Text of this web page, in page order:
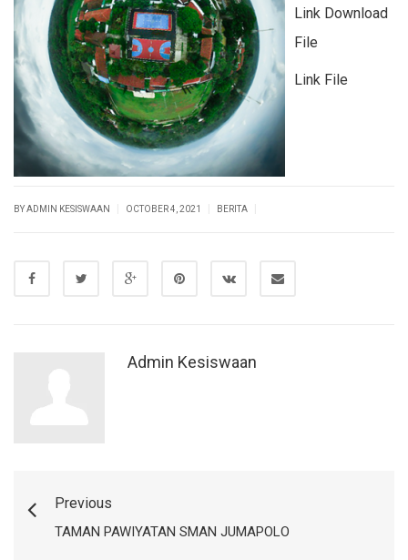
Link Download
File
Link File
BY ADMIN KESISWAAN OCTOBER 4, 2021 BERITA
Admin Kesiswaan
Previous
TAMAN PAWIYATAN SMAN JUMAPOLO